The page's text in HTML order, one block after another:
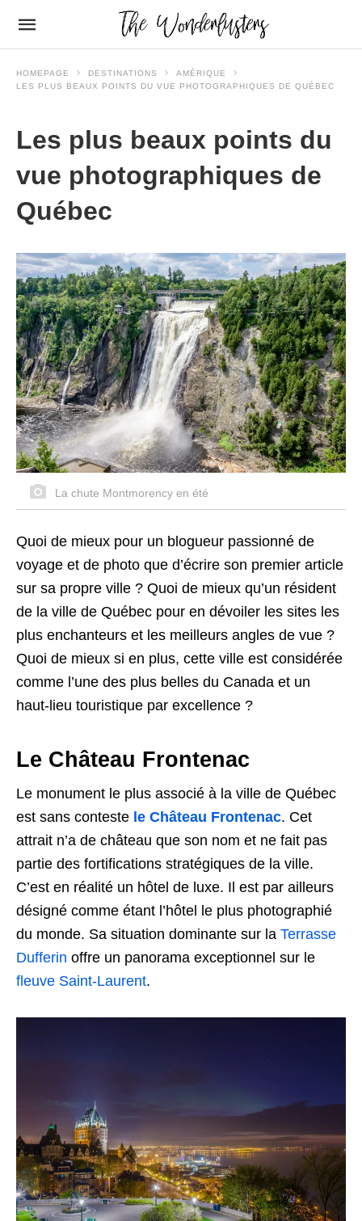
HOMEPAGE DESTINATIONS
AMÉRIQUE
LES PLUS BEAUX POINTS DU VUE PHOTOGRAPHIQUES DE QUÉBEC
Les plus beaux points du
vue photographiques de
Québec
La chute Montmorency en été
Quoi de mieux pour un blogueur passionné de
voyage et de photo que d’écrire son premier article
sur sa propre ville ? Quoi de mieux qu’un résident
de la ville de Québec pour en dévoiler les sites les
plus enchanteurs et les meilleurs angles de vue ?
Quoi de mieux si en plus, cette ville est considérée
comme l’une des plus belles du Canada et un
haut-lieu touristique par excellence ?
Le Château Frontenac
Le monument le plus associé à la ville de Québec
est sans conteste le Château Frontenac. Cet
attrait n’a de château que son nom et ne fait pas
partie des fortifications stratégiques de la ville.
C’est en réalité un hôtel de luxe. Il est par ailleurs
désigné comme étant l’hôtel le plus photographié
du monde. Sa situation dominante sur la Terrasse
Dufferin offre un panorama exceptionnel sur le
fleuve Saint-Laurent.